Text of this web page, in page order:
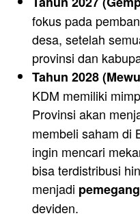
fokus pada
desa, setelah
provinsi dan
Tahun 2028
KDM memiliki
Provinsi akan
membeli saham di
ingin mencari
bisa terdistribusi
menjadi
deviden.